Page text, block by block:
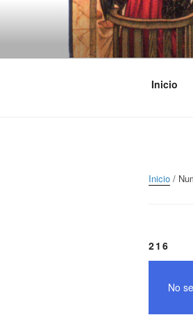
Inicio
Inicio /
216
No